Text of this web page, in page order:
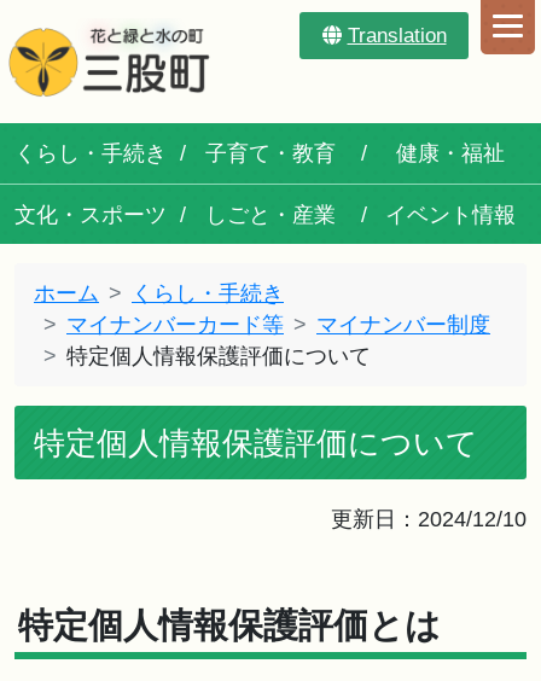
Translation
くらし・手続き 子育て・教育 健康・福祉
文化・スポーツ しごと・産業 イベント情報
ホーム
くらし・手続き
マイナンバーカード等
マイナンバー制度
特定個人情報保護評価について
特定個人情報保護評価について
更新日：2024/12/10
特定個人情報保護評価とは